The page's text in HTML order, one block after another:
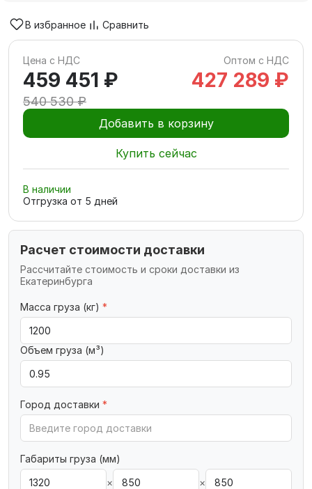
В избранное Сравнить
Цена с НДС Оптом с НДС
459 451 ₽
540 530 ₽
427 289 ₽
Добавить в корзину
Купить сейчас
В наличии
Отгрузка от 5 дней
Расчет стоимости доставки
Рассчитайте стоимость и сроки доставки из
Екатеринбурга
Масса груза (кг) *
Объем груза (м³)
Город доставки *
Габариты груза (мм)
×
×